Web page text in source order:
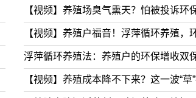
暴雨淹死大批生猪，猪场臭味刺鼻难进
【视频】养殖场臭气熏天？怕被投诉环
【视频】养殖户福音！浮萍循环养殖，
浮萍循环养殖法：养殖户的环保增收双